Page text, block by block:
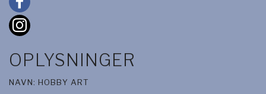
OPLYSNINGER
NAVN: HOBBY ART